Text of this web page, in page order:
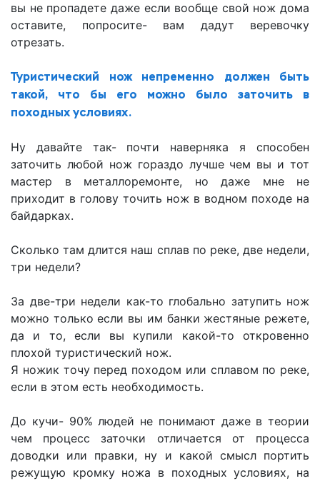
вы не пропадете даже если вообще свой нож дома
оставите, попросите- вам дадут веревочку
отрезать.
Туристический нож непременно должен быть
такой, что бы его можно было заточить в
походных условиях.
Ну давайте так- почти наверняка я способен
заточить любой нож гораздо лучше чем вы и тот
мастер в металлоремонте, но даже мне не
приходит в голову точить нож в водном походе на
байдарках.
Сколько там длится наш сплав по реке, две недели,
три недели?
За две-три недели как-то глобально затупить нож
можно только если вы им банки жестяные режете,
да и то, если вы купили какой-то откровенно
плохой туристический нож.
Я ножик точу перед походом или сплавом по реке,
если в этом есть необходимость.
До кучи- 90% людей не понимают даже в теории
чем процесс заточки отличается от процесса
доводки или правки, ну и какой смысл портить
режущую кромку ножа в походных условиях, на